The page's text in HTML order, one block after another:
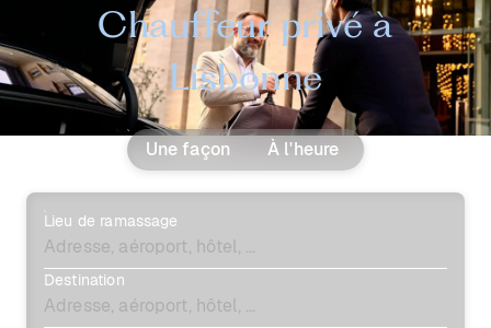
Chauffeur privé à
Lisbonne
Une façon À l'heure
Lieu de ramassage
Destination